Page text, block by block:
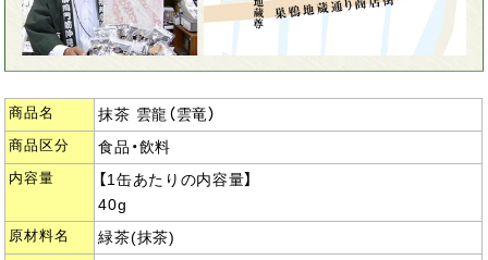
商品名 抹茶 雲龍（雲竜）
商品区分 食品・飲料
内容量
【1缶あたりの内容量】
40g
原材料名 緑茶(抹茶)